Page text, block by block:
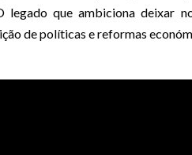
legado que ambiciona deixar
de políticas e reformas